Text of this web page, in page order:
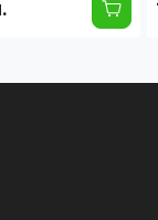
трансформер